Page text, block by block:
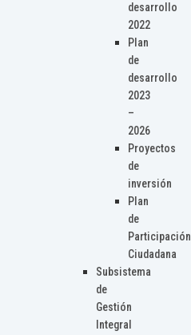
desarrollo
2022
Plan
de
desarrollo
2023
–
2026
Proyectos
de
inversión
Plan
de
Participación
Ciudadana
Subsistema
de
Gestión
Integral